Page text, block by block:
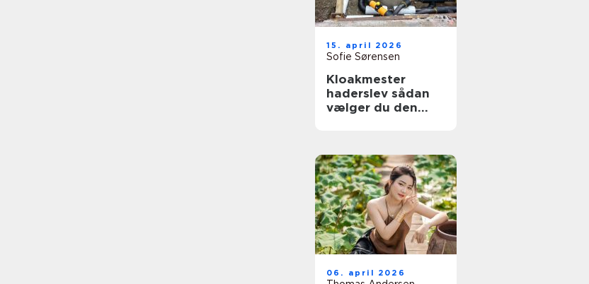
15. april 2026
Sofie Sørensen
Kloakmester
haderslev sådan
vælger du den
06. april 2026